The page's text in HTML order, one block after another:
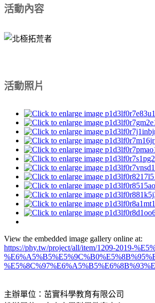
活動內容
活動照片
View the embedded image gallery online at:
https://phy.tw/project/all/item/1209-2019-
主辦單位：茁實科學教育有限公司